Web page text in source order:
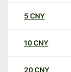
5 CNY
10CNY
20CNY